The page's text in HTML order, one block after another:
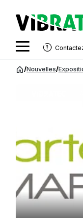
/Nouvelles/